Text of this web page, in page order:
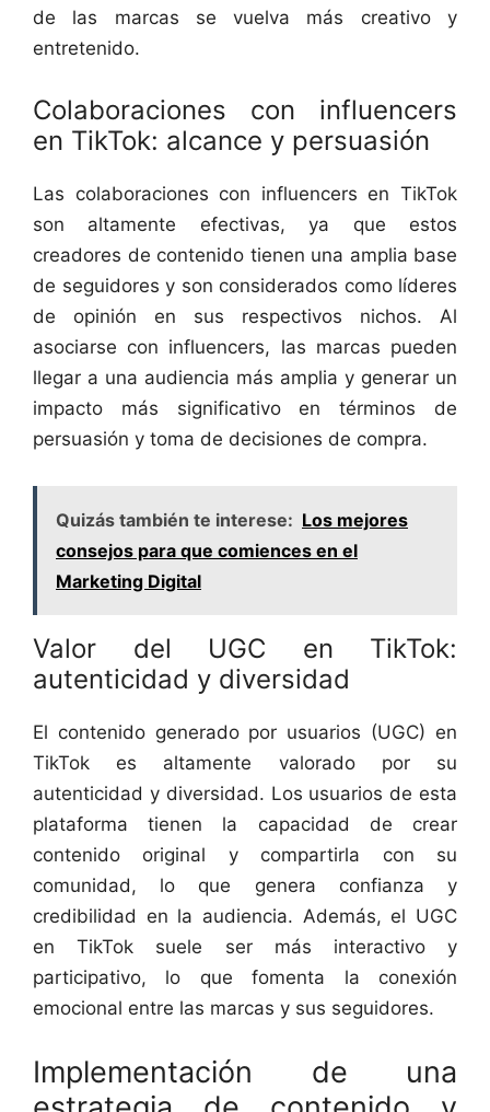
de las marcas se vuelva más creativo y
entretenido.
Colaboraciones con influencers
en TikTok: alcance y persuasión
Las colaboraciones con influencers en TikTok
son altamente efectivas, ya que estos
creadores de contenido tienen una amplia base
de seguidores y son considerados como líderes
de opinión en sus respectivos nichos. Al
asociarse con influencers, las marcas pueden
llegar a una audiencia más amplia y generar un
impacto más significativo en términos de
persuasión y toma de decisiones de compra.
Quizás también te interese: Los mejores
consejos para que comiences en el
Marketing Digital
Valor del UGC en TikTok:
autenticidad y diversidad
El contenido generado por usuarios (UGC) en
TikTok es altamente valorado por su
autenticidad y diversidad. Los usuarios de esta
plataforma tienen la capacidad de crear
contenido original y compartirla con su
comunidad, lo que genera confianza y
credibilidad en la audiencia. Además, el UGC
en TikTok suele ser más interactivo y
participativo, lo que fomenta la conexión
emocional entre las marcas y sus seguidores.
Implementación de una